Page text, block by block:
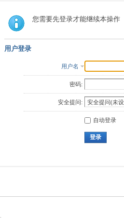
您需要先登录才能继续本操作
用户登录
用户名
密码:
安全提问:
自动登录
登录